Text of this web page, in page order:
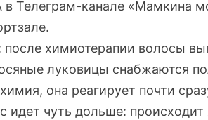
в Телеграм-канале «Мамкина
химиотерапии волосы
луковицы снабжаются
она реагирует почти
чуть дольше: